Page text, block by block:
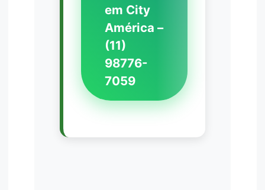
em City
América –
(11)
98776-
7059